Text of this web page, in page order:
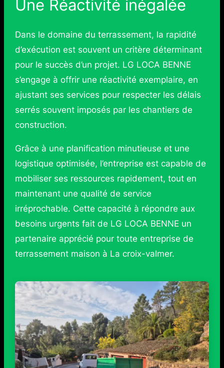
Une Réactivité inégalée
Dans le domaine du terrassement, la rapidité
d’exécution est souvent un critère déterminant
pour le succès d’un projet. LG LOCA BENNE
s’engage à offrir une réactivité exemplaire, en
ajustant ses services pour respecter les délais
serrés souvent imposés par les chantiers de
construction.
Grâce à une planification minutieuse et une
logistique optimisée, l’entreprise est capable de
mobiliser ses ressources rapidement, tout en
maintenant une qualité de service
irréprochable. Cette capacité à répondre aux
besoins urgents fait de LG LOCA BENNE un
partenaire apprécié pour toute entreprise de
terrassement maison à La croix-valmer.